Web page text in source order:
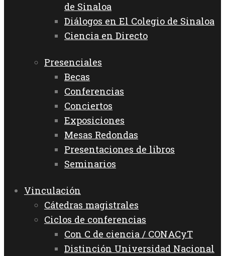
de Sinaloa
Diálogos en El Colegio de Sinaloa
Ciencia en Directo
Presenciales
Becas
Conferencias
Conciertos
Exposiciones
Mesas Redondas
Presentaciones de libros
Seminarios
Vinculación
Cátedras magistrales
Ciclos de conferencias
Con C de ciencia / CONACyT
Distinción Universidad Nacional